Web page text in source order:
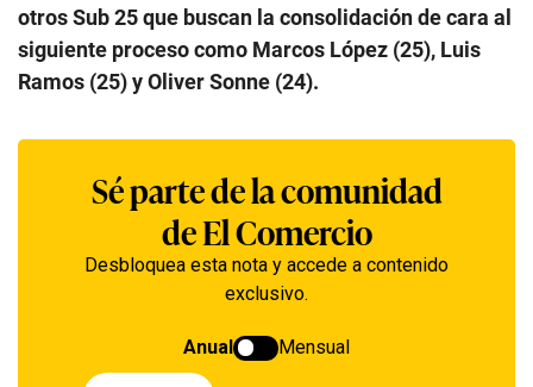
otros Sub 25 que buscan la consolidación de cara al
siguiente proceso como Marcos López (25), Luis
Ramos (25) y Oliver Sonne (24).